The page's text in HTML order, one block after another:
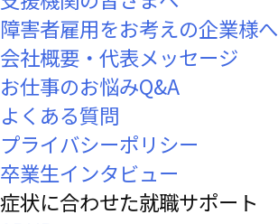
障害者雇用をお考えの企業様へ
会社概要・代表メッセージ
お仕事のお悩みQ&A
よくある質問
プライバシーポリシー
卒業生インタビュー
症状に合わせた就職サポート